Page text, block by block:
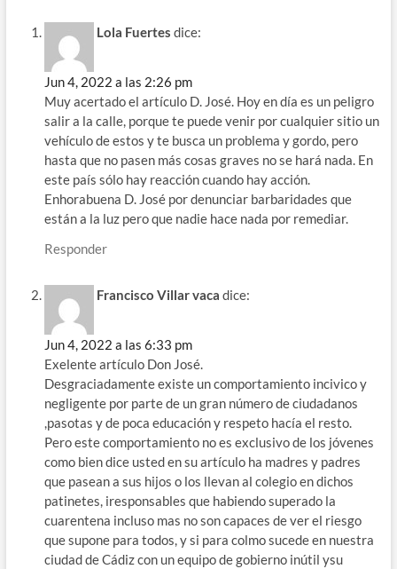
Lola Fuertes dice:
Jun 4, 2022 a las 2:26 pm
Muy acertado el artículo D. José. Hoy en día es un peligro
salir a la calle, porque te puede venir por cualquier sitio un
vehículo de estos y te busca un problema y gordo, pero
hasta que no pasen más cosas graves no se hará nada. En
este país sólo hay reacción cuando hay acción.
Enhorabuena D. José por denunciar barbaridades que
están a la luz pero que nadie hace nada por remediar.
Responder
Francisco Villar vaca dice:
Jun 4, 2022 a las 6:33 pm
Exelente artículo Don José.
Desgraciadamente existe un comportamiento incivico y
negligente por parte de un gran número de ciudadanos
,pasotas y de poca educación y respeto hacía el resto.
Pero este comportamiento no es exclusivo de los jóvenes
como bien dice usted en su artículo ha madres y padres
que pasean a sus hijos o los llevan al colegio en dichos
patinetes, iresponsables que habiendo superado la
cuarentena incluso mas no son capaces de ver el riesgo
que supone para todos, y si para colmo sucede en nuestra
ciudad de Cádiz con un equipo de gobierno inútil ysu